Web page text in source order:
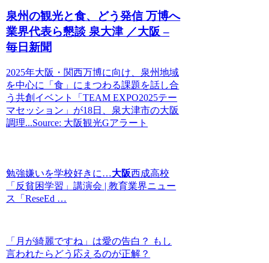
泉州の観光と食、どう発信 万博へ
業界代表ら懇談 泉大津 ／大阪 –
毎日新聞
2025年大阪・関西万博に向け、泉州地域
を中心に「食」にまつわる課題を話し合
う共創イベント「TEAM EXPO2025テー
マセッション」が18日、泉大津市の大阪
調理...Source: 大阪観光Gアラート
勉強嫌いを学校好きに…大阪西成高校
「反貧困学習」講演会 | 教育業界ニュー
ス「ReseEd …
「月が綺麗ですね」は愛の告白？ もし
言われたらどう応えるのが正解？